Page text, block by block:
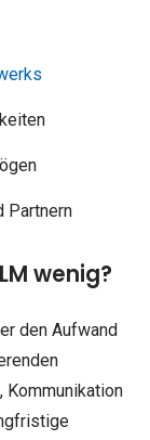
Partnern
wenig?
den Aufwand
Kommunikation